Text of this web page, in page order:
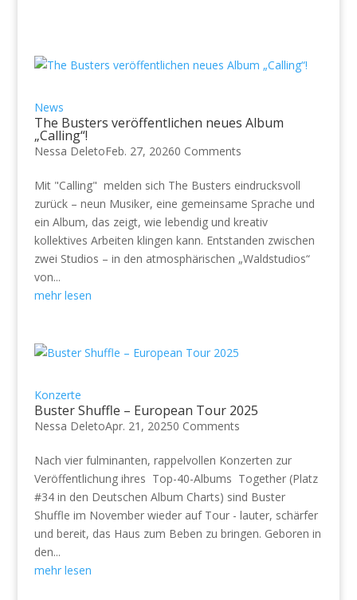
News
The Busters veröffentlichen neues Album
„Calling“!
Nessa DeletoFeb. 27, 20260 Comments
Mit "Calling" melden sich The Busters eindrucksvoll
zurück – neun Musiker, eine gemeinsame Sprache und
ein Album, das zeigt, wie lebendig und kreativ
kollektives Arbeiten klingen kann. Entstanden zwischen
zwei Studios – in den atmosphärischen „Waldstudios“
von...
mehr lesen
Konzerte
Buster Shuffle – European Tour 2025
Nessa DeletoApr. 21, 20250 Comments
Nach vier fulminanten, rappelvollen Konzerten zur
Veröffentlichung ihres Top-40-Albums Together (Platz
#34 in den Deutschen Album Charts) sind Buster
Shuffle im November wieder auf Tour - lauter, schärfer
und bereit, das Haus zum Beben zu bringen. Geboren in
den...
mehr lesen